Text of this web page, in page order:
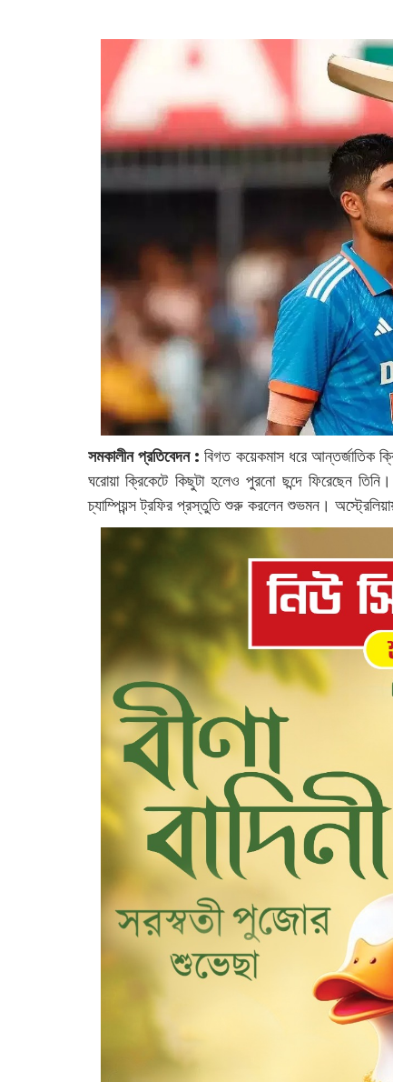
সমকালীন প্রতিবেদন : বিগত কয়েকমাস ধরে আন্তর্জাতিক
ঘরোয়া ক্রিকেটে কিছুটা হলেও পুরনো ছন্দে ফিরেছেন
চ্যাম্পিয়ন্স ট্রফির প্রস্তুতি শুরু করলেন শুভমন।